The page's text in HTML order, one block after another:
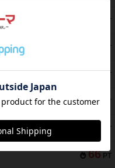
PT
PT
75 PT
73 PT
PT
66 PT